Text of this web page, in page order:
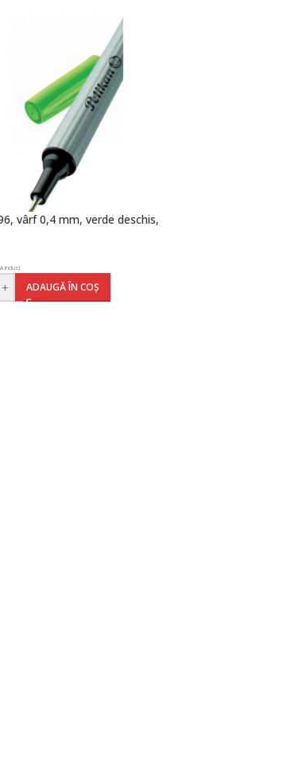
vârf 0,4 mm, verde deschis,
inclus)
+ ADAUGĂ ÎN COȘ